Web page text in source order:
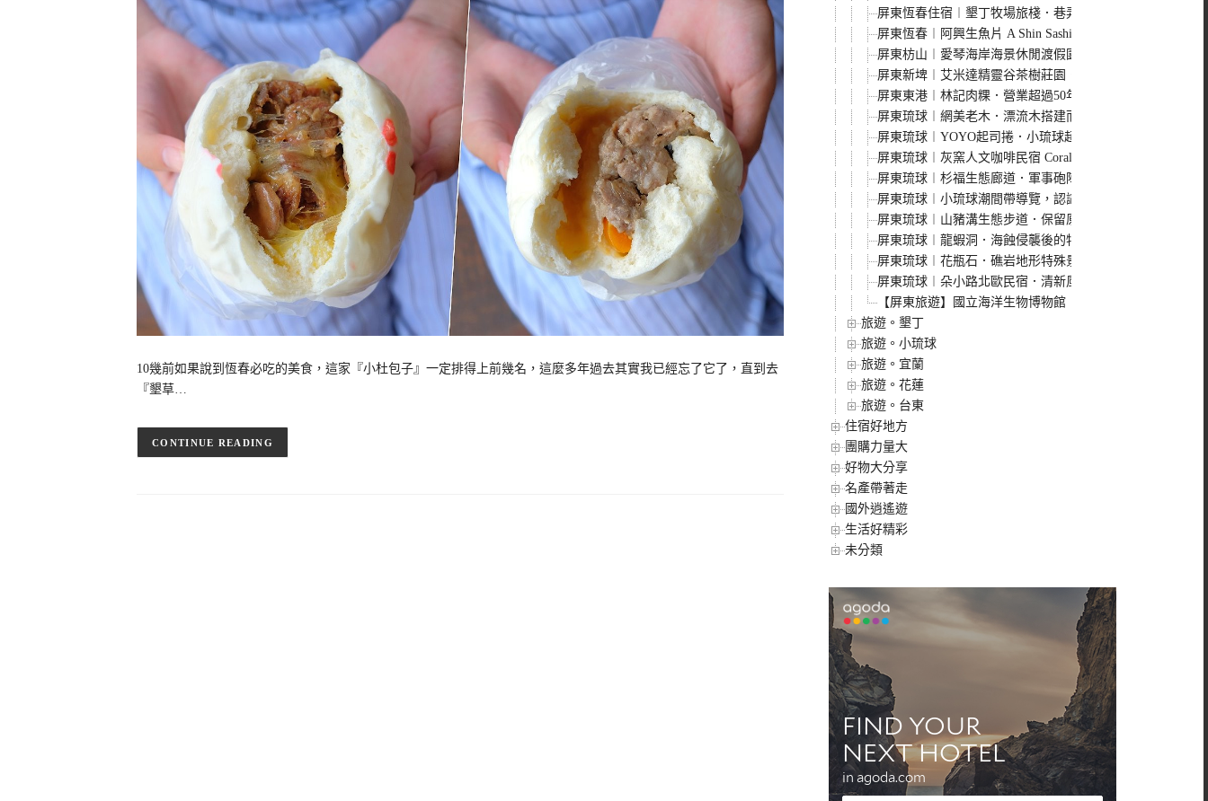
10幾前如果說到恆春必吃的美食，這家『小杜包子』一定排得上前幾名，這麼多年過去其實我已經忘了它了，直到去
『墾草…
CONTINUE READING
屏東恆春住宿︱墾丁牧場旅棧．巷弄內清新風格的牛牛民
屏東恆春︱阿興生魚片 A Shin Sashimi．墾丁必吃生魚片
屏東枋山︱愛琴海岸海景休閒渡假園區．180度無敵海景，
屏東新埤︱艾米達精靈谷茶樹莊園．小而美的精靈谷園區
屏東東港︱林記肉粿．營業超過50年的東港在地特色小吃
屏東琉球︱網美老木．漂流木搭建而成的IG打卡秘境，小
屏東琉球︱YOYO起司捲．小琉球超人氣小吃，不預訂幾
屏東琉球︱灰窯人文咖啡民宿 Coral Cafe．正對漁港的咖
屏東琉球︱杉福生態廊道．軍事砲陣地轉變成生態廊道，
屏東琉球︱小琉球潮間帶導覽，認識小琉球海洋生態，適
屏東琉球︱山豬溝生態步道．保留原始森林容貌的自然景
屏東琉球︱龍蝦洞．海蝕侵襲後的特殊地形，拍網美照很可
屏東琉球︱花瓶石．礁岩地形特殊景觀，也是觀看海龜和浮
屏東琉球︱朵小路北歐民宿．清新風格北歐風民宿，IG票
【屏東旅遊】國立海洋生物博物館
旅遊。墾丁
旅遊。小琉球
旅遊。宜蘭
旅遊。花蓮
旅遊。台東
住宿好地方
團購力量大
好物大分享
名產帶著走
國外逍遙遊
生活好精彩
未分類